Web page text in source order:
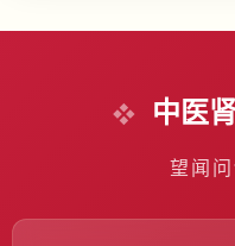
中医
望闻